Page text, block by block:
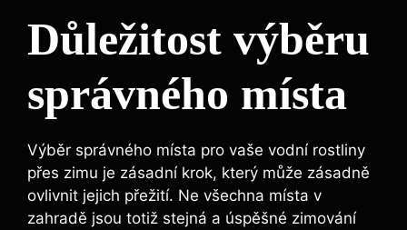
Důležitost výběru
správného místa
Výběr správného místa pro vaše vodní rostliny
přes zimu je zásadní krok, který může zásadně
ovlivnit jejich přežití. Ne všechna místa v
zahradě jsou totiž stejná a úspěšné zimování